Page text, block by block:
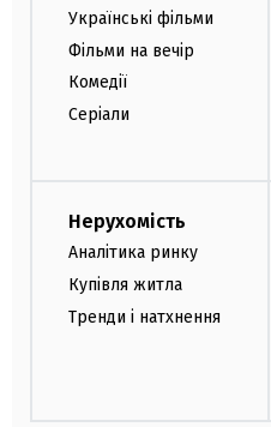
Українські фільми
Фільми на вечір
Комедії
Серіали
Нерухомість
Аналітика ринку
Купівля житла
Тренди і натхнення